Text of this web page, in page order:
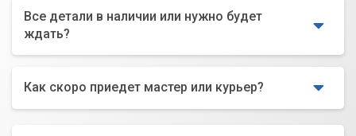
Все детали в наличии или нужно будет
ждать?
Как скоро приедет мастер или курьер?